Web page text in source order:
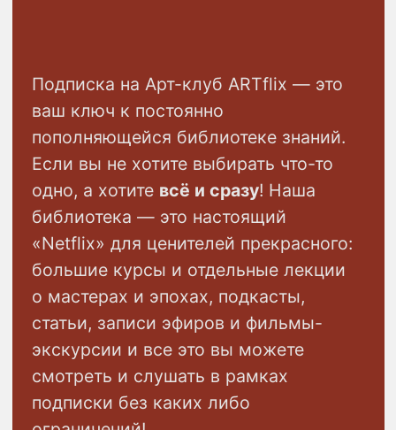
Этот курс погрузит вас в мир
развить насмотренность и научит
смелым дизайнерским решениям. И,
наконец, этот курс невероятно